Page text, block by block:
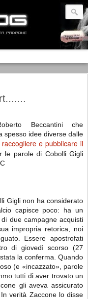
Beccantini che
spesso idee diverse dalle
e pubblicare il
le parole di Cobolli Gigli
Gigli non ha considerato
capisce poco: ha un
due campagne acquisti
impropria retorica, noi
Essere apostrofati
di giovedì scorso (27
la conferma. Quando
(e «incazzato», parole
tutti di aver trovato un
gli aveva assicurato
verità Zaccone lo disse